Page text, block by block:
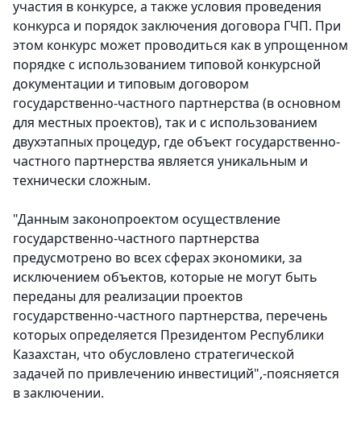
участия в конкурсе, а также условия проведения
конкурса и порядок заключения договора ГЧП. При
этом конкурс может проводиться как в упрощенном
порядке с использованием типовой конкурсной
документации и типовым договором
государственно-частного партнерства (в основном
для местных проектов), так и с использованием
двухэтапных процедур, где объект государственно-
частного партнерства является уникальным и
технически сложным.
"Данным законопроектом осуществление
государственно-частного партнерства
предусмотрено во всех сферах экономики, за
исключением объектов, которые не могут быть
переданы для реализации проектов
государственно-частного партнерства, перечень
которых определяется Президентом Республики
Казахстан, что обусловлено стратегической
задачей по привлечению инвестиций",-поясняется
в заключении.